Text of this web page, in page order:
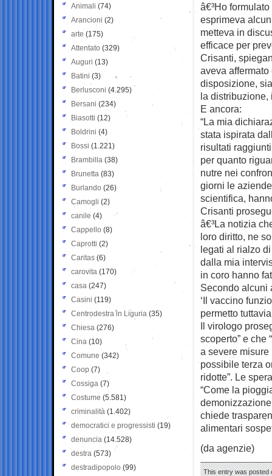
â€³Ho
esprimeva
metteva in
efficace per
Crisanti,
aveva
disposizione,
la distribuzione,
E ancora:
“La mia
stata ispirata
risultati
per quanto
nutre nei
giorni le
scientifica,
Crisanti
â€³La notizia
loro diritto, ne
legati al rialzo
dalla mia
in coro hanno
Secondo alcuni
‘Il vaccino
permetto
Il virologo
scoperto” e che
a severe
possibile terza
ridotte”. Le
“Come la
chiede
alimentari
(da agenzie)
This entry was posted
Animali (74)
Arancioni (2)
arte (175)
Attentato (329)
Auguri (13)
Batini (3)
Berlusconi (4.295)
Bersani (234)
Biasotti (12)
Boldrini (4)
Bossi (1.221)
Brambilla (38)
Brunetta (83)
Burlando (26)
Camogli (2)
canile (4)
Cappello (8)
Caprotti (2)
Caritas (6)
carovita (170)
casa (247)
Casini (119)
Centrodestra in Liguria (35)
Chiesa (276)
Cina (10)
Comune (342)
Coop (7)
Cossiga (7)
Costume (5.581)
criminalità (1.402)
democratici e progressisti (19)
denuncia (14.528)
destra (573)
destradipopolo (99)